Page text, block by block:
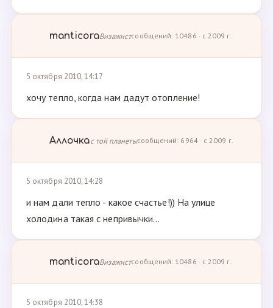
manticoraВизажистсообщений: 10486 · с 2009 г.
5 октября 2010, 14:17
хочу тепло, когда нам дадут отопление!
Аллочкас той планетысообщений: 6964 · с 2009 г.
5 октября 2010, 14:28
и нам дали тепло - какое счастье!)) На улице
холодина такая с непривычки...
manticoraВизажистсообщений: 10486 · с 2009 г.
5 октября 2010, 14:38